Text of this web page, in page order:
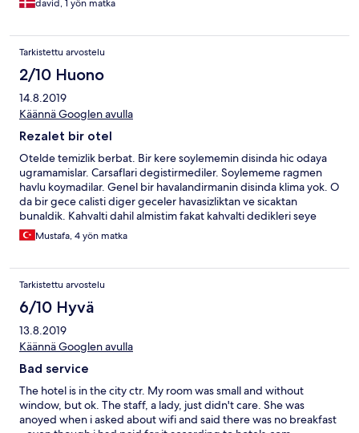
david, 1 yön matka
Tarkistettu arvostelu
2/10 Huono
14.8.2019
Käännä Googlen avulla
Rezalet bir otel
Otelde temizlik berbat. Bir kere soylememin disinda hic odaya
ugramamislar. Carsaflari degistirmediler. Soylememe ragmen
havlu koymadilar. Genel bir havalandirmanin disinda klima yok. O
da bir gece calisti diger geceler havasizliktan ve sicaktan
bunaldik. Kahvalti dahil almistim fakat kahvalti dedikleri seye
bakamadik bile. Suratsiz ve ingilizce bilmeyen mutfak gorevlileri
var. Ilk sabahtan sonra ugramadik bile. Odada wifi cekmiyordu
tv koymuslar.Bir tek merkeze yakinligi fena degil. Otelden her
yere yuruyerek gittik.
Mustafa, 4 yön matka
Tarkistettu arvostelu
6/10 Hyvä
13.8.2019
Käännä Googlen avulla
Bad service
The hotel is in the city ctr. My room was small and without
window, but ok. The staff, a lady, just didn't care. She was
anoyed when i asked about wifi and said there was no breakfast